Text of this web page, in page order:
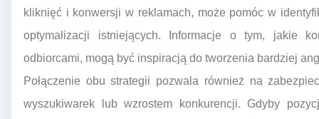
kliknięć i konwersji w reklamach, może pomóc w
optymalizacji istniejących. Informacje o tym, jakie
odbiorcami, mogą być inspiracją do tworzenia bardziej
Połączenie obu strategii pozwala również na
wyszukiwarek lub wzrostem konkurencji. Gdyby